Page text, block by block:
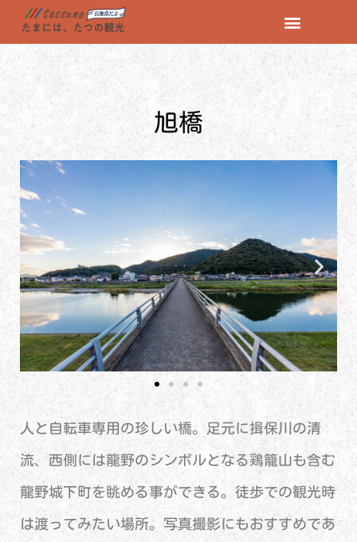
コ
ス
キ
ッ
プ
旭橋
人と自転車専用の珍しい橋。足元に揖保川の清
流、西側には龍野のシンボルとなる鶏籠山も含む
龍野城下町を眺める事ができる。徒歩での観光時
は渡ってみたい場所。写真撮影にもおすすめであ